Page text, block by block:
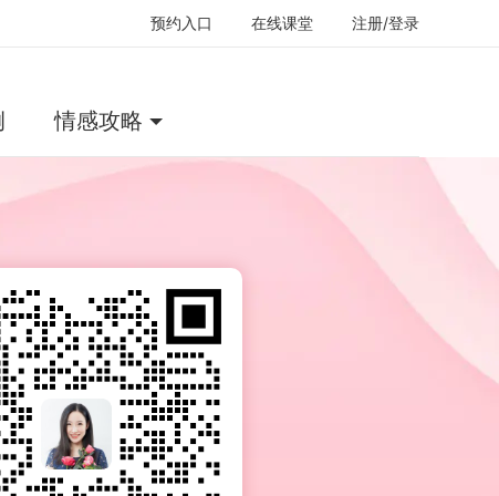
预约入口 在线课堂 注册/登录
情感攻略